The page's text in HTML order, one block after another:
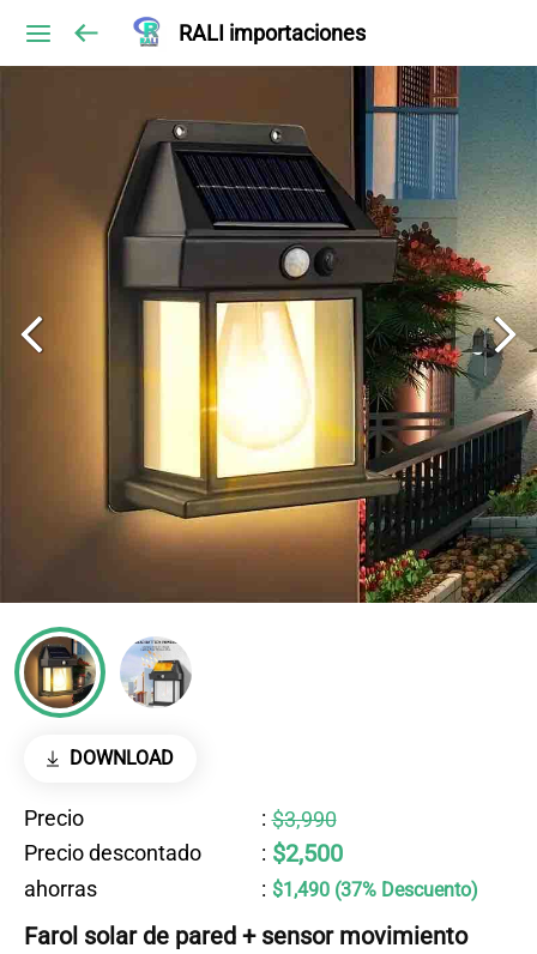
RALI importaciones
DOWNLOAD
Precio : $3,990
Precio descontado
: $2,500
ahorras : $1,490 (37% Descuento)
Farol solar de pared + sensor movimiento